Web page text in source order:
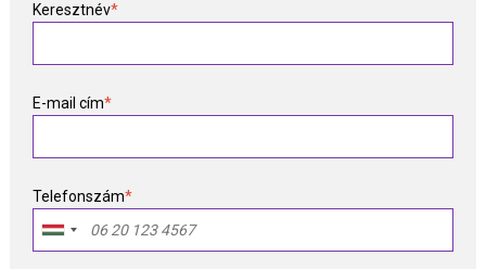
Keresztnév*
E-mail cím*
Telefonszám*